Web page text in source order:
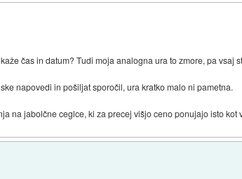
čas in datum? Tudi moja analogna ura to zmore, pa vsaj
napovedi in pošiljat sporočil, ura kratko malo ni pametna.
na jabolčne ceglce, ki za precej višjo ceno ponujajo isto